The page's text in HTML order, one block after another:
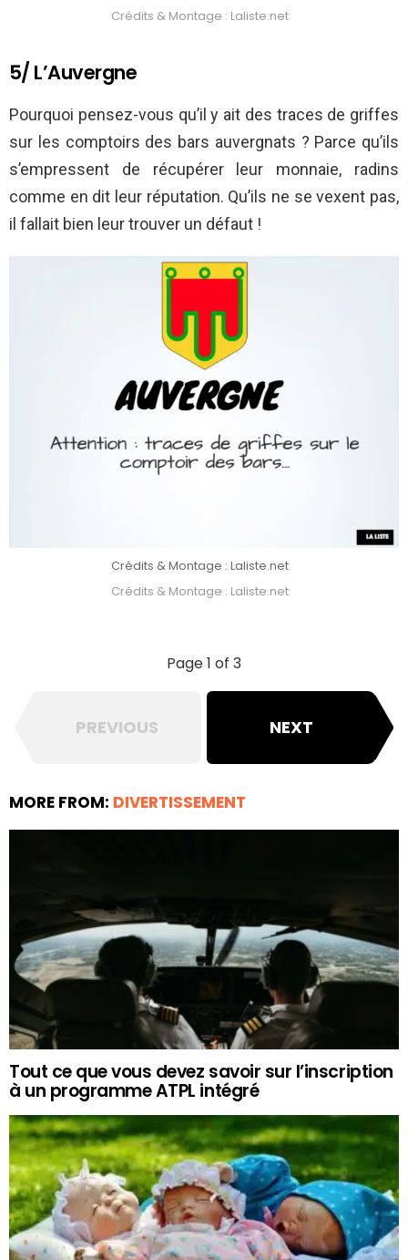
Crédits & Montage : Laliste.net
5/ L’Auvergne
Pourquoi pensez-vous qu’il y ait des traces de griffes
sur les comptoirs des bars auvergnats ? Parce qu’ils
s’empressent de récupérer leur monnaie, radins
comme en dit leur réputation. Qu’ils ne se vexent pas,
il fallait bien leur trouver un défaut !
Crédits & Montage : Laliste.net
Crédits & Montage : Laliste.net
Page 1 of 3
PREVIOUS NEXT
MORE FROM: DIVERTISSEMENT
Tout ce que vous devez savoir sur l’inscription
à un programme ATPL intégré